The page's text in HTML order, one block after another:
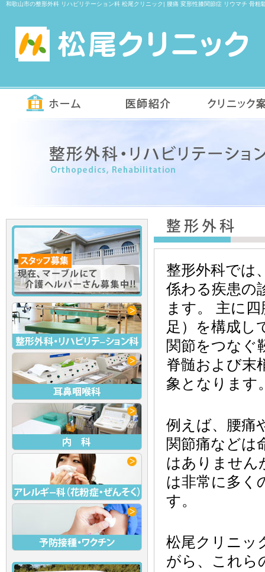
和歌山市の整形外科 リハビリテーション科 松尾クリニック| 腰痛 変形性膝関節症 リウマチ 骨粗
整形外科では
係わる疾患の
ます。 主に
足）を構成し
関節をつなぐ
脊髄および末
象となります
例えば、腰痛
関節痛などは
はありません
は非常に多く
す。
松尾クリニッ
がら、これら